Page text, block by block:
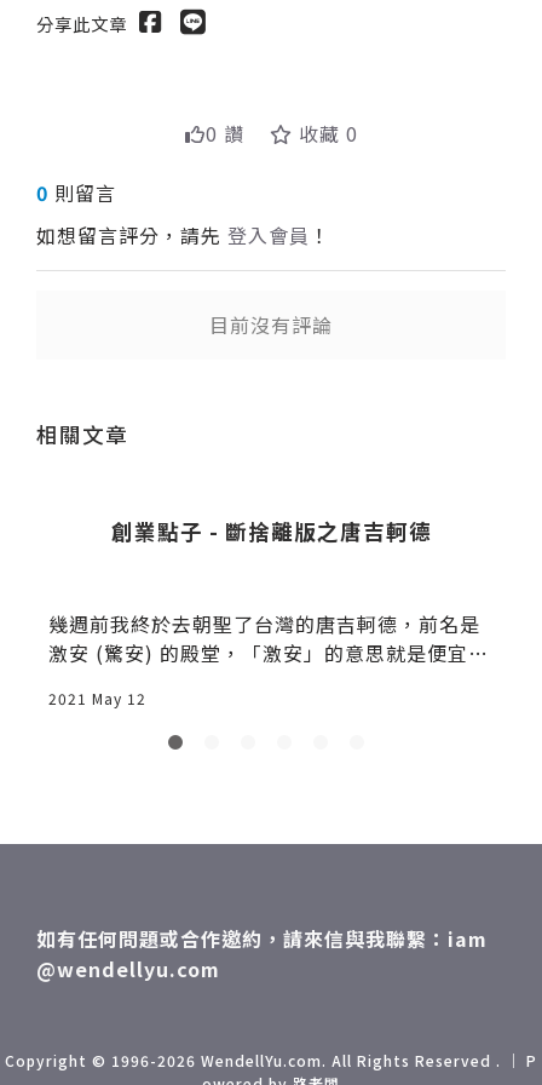
分享此文章
0 讚 收藏 0
0 則留言
如想留言評分，請先 登入會員 ！
目前沒有評論
相關文章
創業點子 - 斷捨離版之唐吉軻德
幾週前我終於去朝聖了台灣的唐吉軻德，前名是
激安 (驚安) 的殿堂，「激安」的意思就是便宜，
2021 May 12
如有任何問題或合作邀約，請來信與我聯繫：iam
@wendellyu.com
Copyright © 1996-2026 WendellYu.com. All Rights Reserved . ｜ P